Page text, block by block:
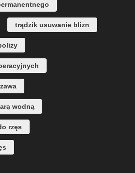
trądzik usuwanie blizn
wodną
rzęs